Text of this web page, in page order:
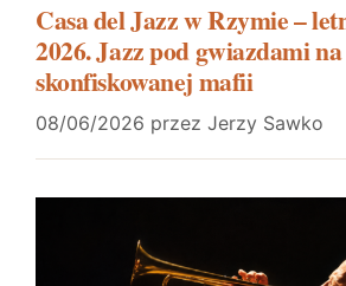
Casa del Jazz w Rzymie –
2026. Jazz pod gwiazdami
skonfiskowanej mafii
08/06/2026 przez Jerzy Sawko